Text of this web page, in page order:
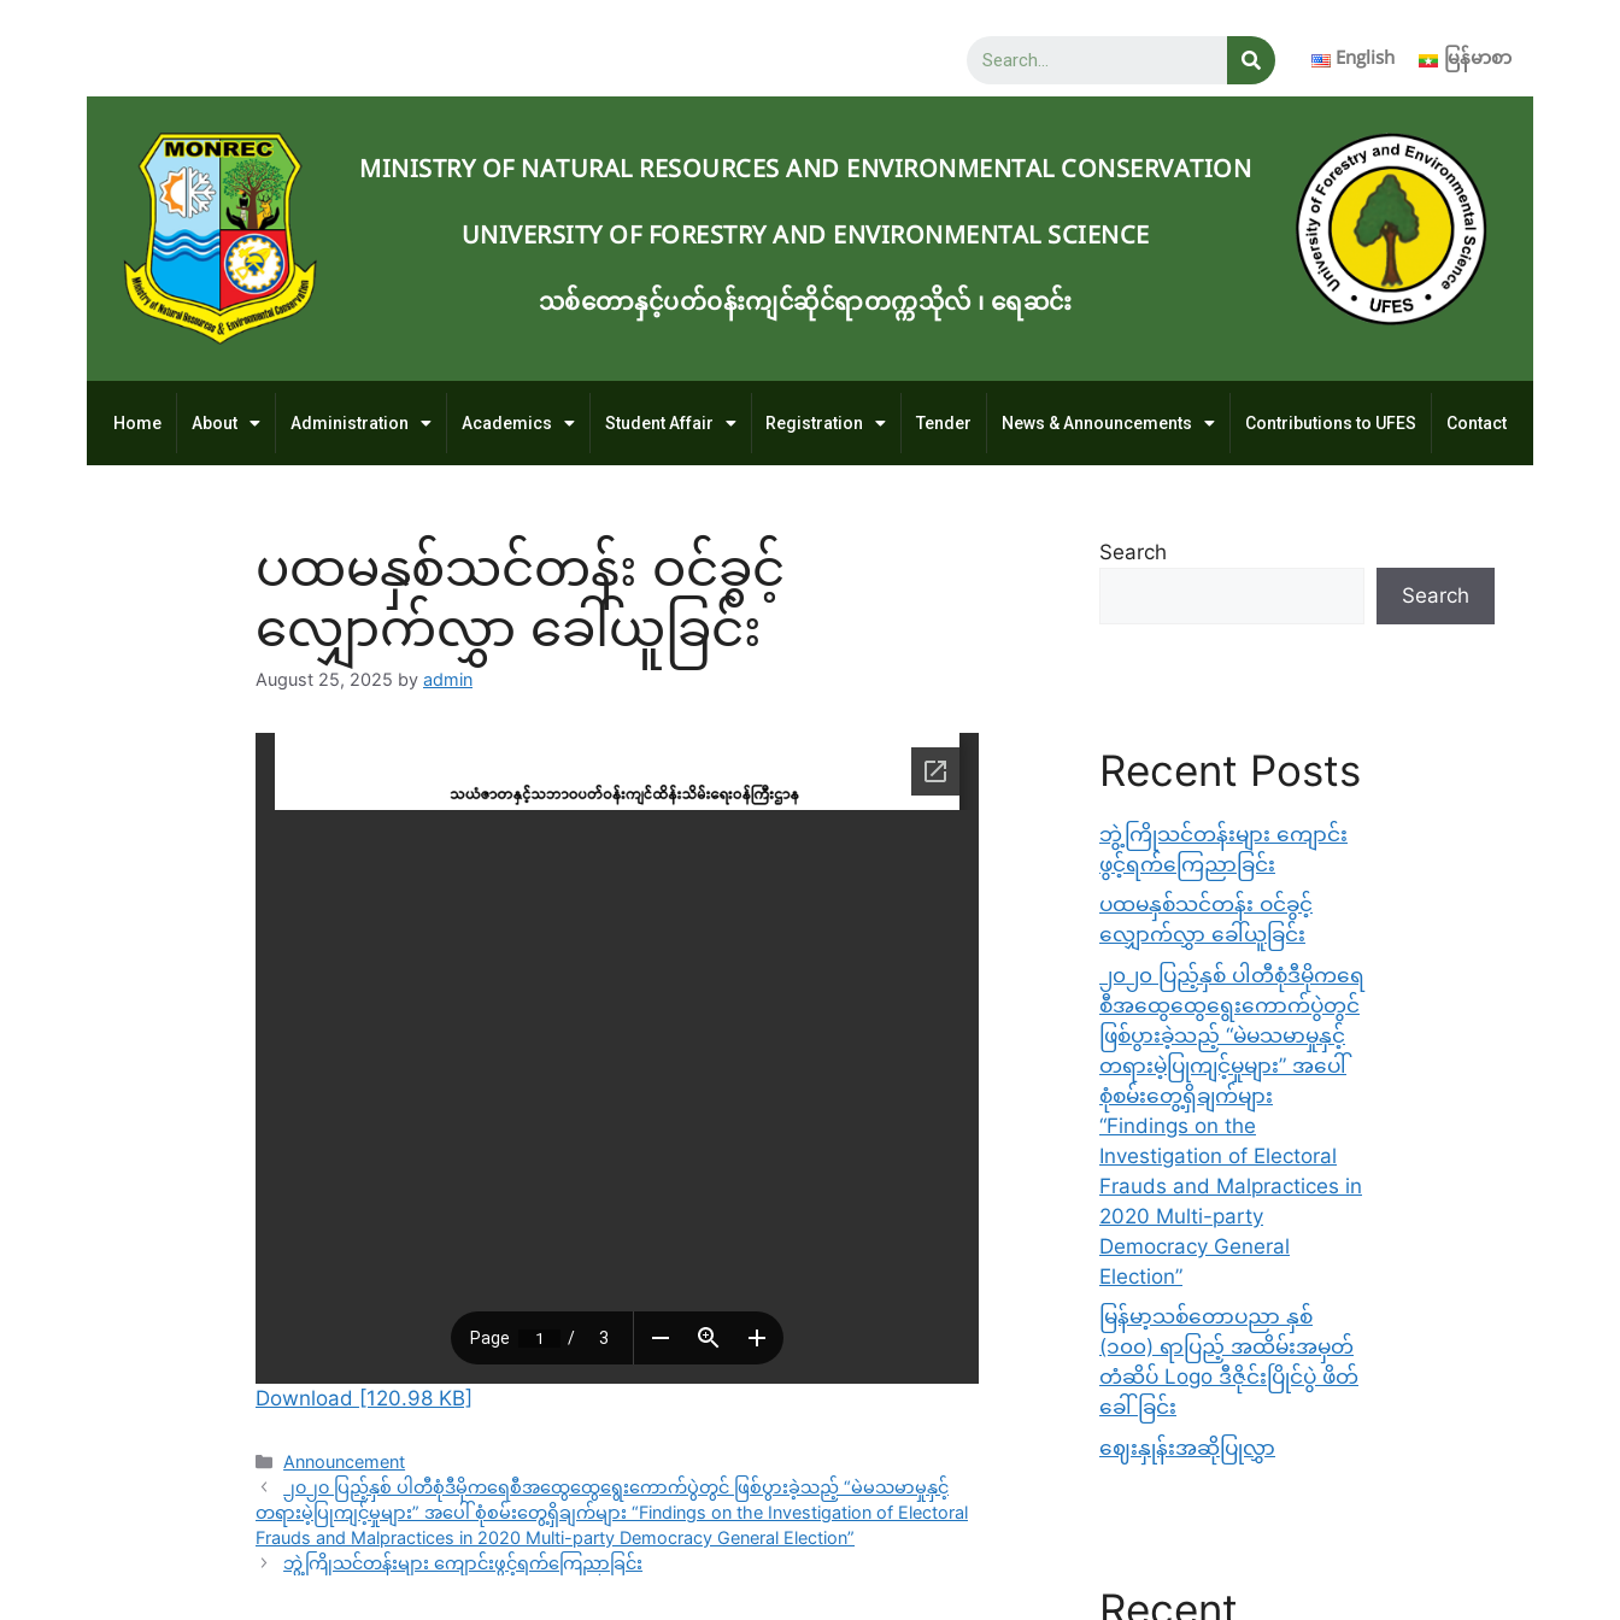
English မြန်မာစာ
MINISTRY OF NATURAL RESOURCES AND ENVIRONMENTAL CONSERVATION
UNIVERSITY OF FORESTRY AND ENVIRONMENTAL SCIENCE
သစ်တောနှင့်ပတ်ဝန်းကျင်ဆိုင်ရာတက္ကသိုလ် ၊ ‌ရေဆင်း
Home About Administration Academics Student Affair Registration Tender News & Announcements Contributions to UFES Contact
ပထမနှစ်သင်တန်း ဝင်ခွင့်
လျှောက်လွှာ ခေါ်ယူခြင်း
August 25, 2025 by admin
Download [120.98 KB]
Announcement
၂၀၂၀ ပြည့်နှစ် ပါတီစုံဒီမိုက​​ရေစီအ​​ထွေထွေ​ရွေး​ကောက်ပွဲတွင် ဖြစ်ပွားခဲ့သည့် “မဲမသမာမှုနှင့်
တရားမဲ့ပြုကျင့်မှုများ” အပေါ် စုံစမ်းတွေ့ရှိချက်များ “Findings on the Investigation of Electoral
Frauds and Malpractices in 2020 Multi-party Democracy General Election”
ဘွဲ့ကြိုသင်တန်းများ ကျောင်းဖွင့်ရက်ကြေညာခြင်း
Search
Search
Recent Posts
ဘွဲ့ကြိုသင်တန်းများ ကျောင်း
ဖွင့်ရက်ကြေညာခြင်း
ပထမနှစ်သင်တန်း ဝင်ခွင့်
လျှောက်လွှာ ခေါ်ယူခြင်း
၂၀၂၀ ပြည့်နှစ် ပါတီစုံဒီမိုက​​ရေ
စီအ​​ထွေထွေ​ရွေး​ကောက်ပွဲတွင်
ဖြစ်ပွားခဲ့သည့် “မဲမသမာမှုနှင့်
တရားမဲ့ပြုကျင့်မှုများ” အပေါ်
စုံစမ်းတွေ့ရှိချက်များ
“Findings on the
Investigation of Electoral
Frauds and Malpractices in
2020 Multi-party
Democracy General
Election”
မြန်မာ့သစ်တောပညာ နှစ်
(၁၀၀) ရာပြည့် အထိမ်းအမှတ်
တံဆိပ် Logo ဒီဇိုင်းပြိုင်ပွဲ ဖိတ်
ခေါ်ခြင်း
ဈေးနှုန်းအဆိုပြုလွှာ
Recent